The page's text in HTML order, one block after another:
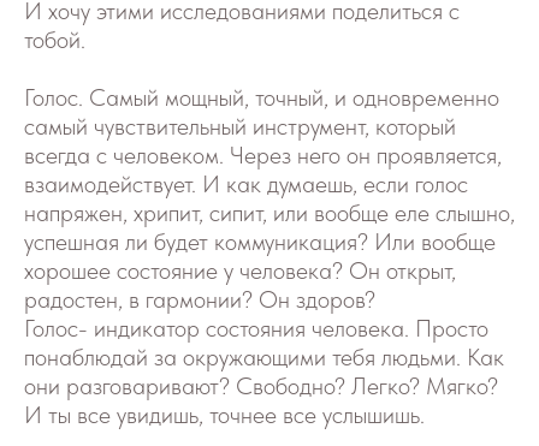
И хочу этими исследованиями поделиться с
тобой.
Голос. Самый мощный, точный, и одновременно
самый чувствительный инструмент, который
всегда с человеком. Через него он проявляется,
взаимодействует. И как думаешь, если голос
напряжен, хрипит, сипит, или вообще еле слышно,
успешная ли будет коммуникация? Или вообще
хорошее состояние у человека? Он открыт,
радостен, в гармонии? Он здоров?
Голос- индикатор состояния человека. Просто
понаблюдай за окружающими тебя людьми. Как
они разговаривают? Свободно? Легко? Мягко?
И ты все увидишь, точнее все услышишь.